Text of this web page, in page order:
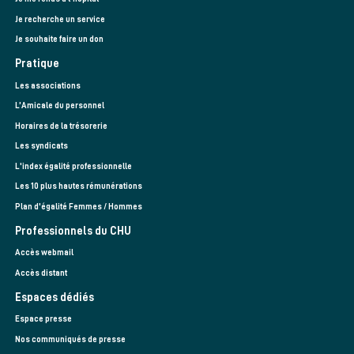
Urgences Vitales
CESU 21
CESU 21
Voir la fiche
Je recherche un service
Je souhaite faire un don
Pratique
Les associations
L’Amicale du personnel
Horaires de la trésorerie
Les syndicats
L'index égalité professionnelle
Les 10 plus hautes rémunérations
Plan d'égalité Femmes / Hommes
Professionnels du CHU
Accès webmail
Accès distant
Espaces dédiés
Espace presse
Nos communiqués de presse